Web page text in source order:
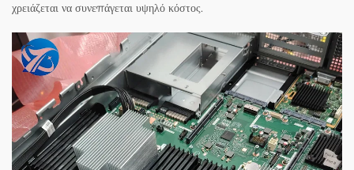
χρειάζεται να συνεπάγεται υψηλό κόστος.